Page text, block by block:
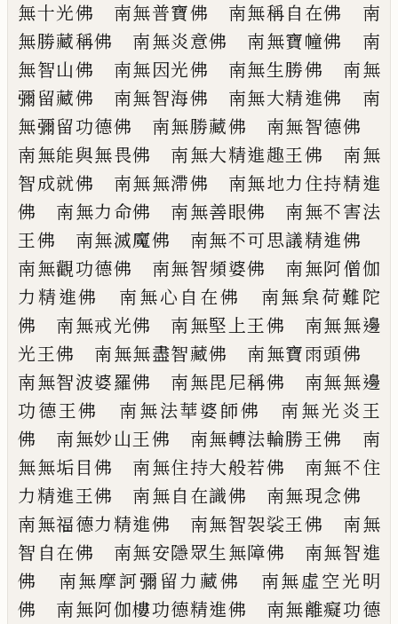
無十光佛 南無普寶佛 南無稱自在佛 南
無勝藏稱佛 南無炎意佛 南無寶幢佛
南
無智山佛 南無因光佛 南無生勝佛 南無
彌留藏佛 南無智海佛 南無大精進佛 南
無彌留功德佛 南無勝藏佛 南無智德佛
南無能與無畏佛 南無大精進趣王佛 南無
智成就佛 南無無滯佛 南無地力住持精進
佛 南無力命佛 南無善眼佛
南無不害法
王佛 南無滅魔佛 南無不可思議精進佛
南無觀功德佛 南無智頻婆佛 南無阿僧伽
力精進佛 南無心 自 在佛
南無枲荷難陀
佛 南無戒光佛 南無堅上王佛 南無無邊
光王佛 南無無盡智藏佛
南無寶雨頭佛
南無智波婆羅佛 南無毘尼稱佛 南無無邊
功德王佛 南無法華婆師佛 南無光炎王
佛 南無妙山王佛 南無轉法輪勝王佛 南
無無垢目佛 南無住持大般若佛 南無不住
力精進王佛 南無自在識佛 南無現念佛
南無福德力精進佛 南無智袈裟王佛 南無
智自在佛 南無安隱眾生無障佛 南無智進
佛 南無摩訶彌留力藏佛 南無虛空光明
佛 南無阿伽樓功德精進佛 南無離癡功德